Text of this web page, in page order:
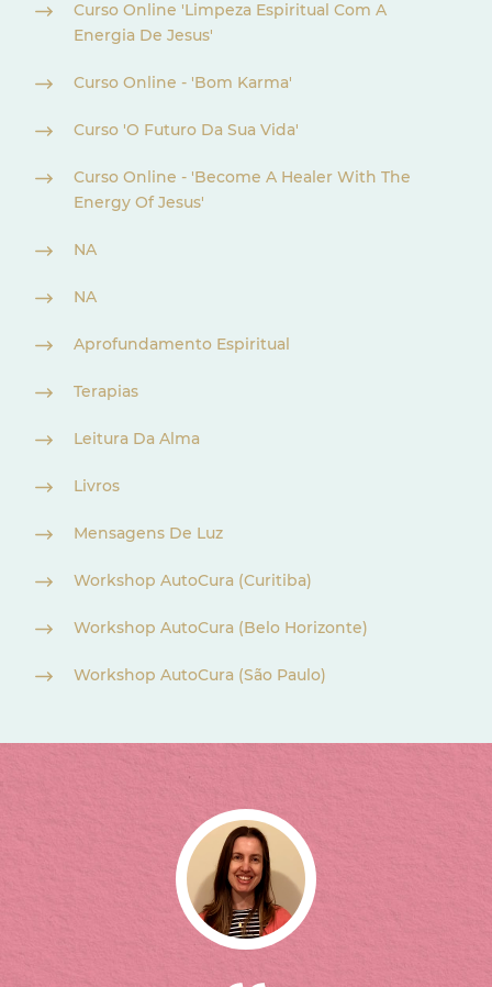
Curso Online 'Limpeza Espiritual Com A
Energia De Jesus'
Curso Online - 'Bom Karma'
Curso 'O Futuro Da Sua Vida'
Curso Online - 'Become A Healer With The
Energy Of Jesus'
NA
NA
Aprofundamento Espiritual
Terapias
Leitura Da Alma
Livros
Mensagens De Luz
Workshop AutoCura (Curitiba)
Workshop AutoCura (Belo Horizonte)
Workshop AutoCura (São Paulo)